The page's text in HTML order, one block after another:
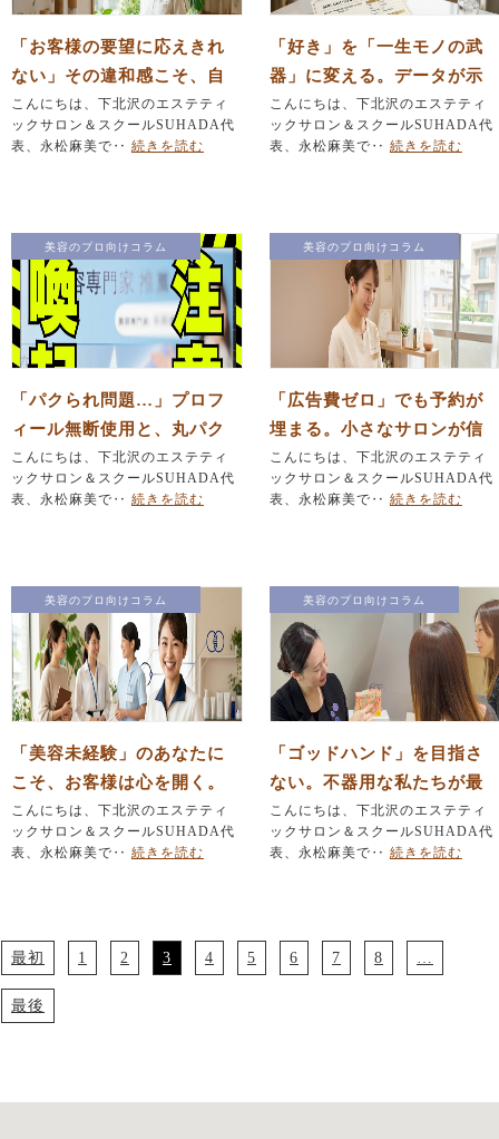
「お客様の要望に応えきれ
ない」その違和感こそ、自
己投資でエステティシャン
人生を変えるサインです。
こんにちは、下北沢のエステティ
ックサロン＆スクールSUHADA代
表、永松麻美で‥ 続きを読む
「好き」を「一生モノの武
器」に変える。データが示
す、選ばれるエステティシ
ャンの条件
こんにちは、下北沢のエステティ
ックサロン＆スクールSUHADA代
表、永松麻美で‥ 続きを読む
美容のプロ向けコラム
「パクられ問題…」プロフ
ィール無断使用と、丸パク
リ事件から伝えたい“本
物”の見極め方
こんにちは、下北沢のエステティ
ックサロン＆スクールSUHADA代
表、永松麻美で‥ 続きを読む
美容のプロ向けコラム
「広告費ゼロ」でも予約が
埋まる。小さなサロンが信
頼で選ばれるための経営戦
略
こんにちは、下北沢のエステティ
ックサロン＆スクールSUHADA代
表、永松麻美で‥ 続きを読む
美容のプロ向けコラム
「美容未経験」のあなたに
こそ、お客様は心を開く。
元看護師・販売員の卒業生
たちが活躍する理由
こんにちは、下北沢のエステティ
ックサロン＆スクールSUHADA代
表、永松麻美で‥ 続きを読む
美容のプロ向けコラム
「ゴッドハンド」を目指さ
ない。不器用な私たちが最
短ルートでプロになる方法
こんにちは、下北沢のエステティ
ックサロン＆スクールSUHADA代
表、永松麻美で‥ 続きを読む
最初 1 2 3 4 5 6 7 8 …
最後